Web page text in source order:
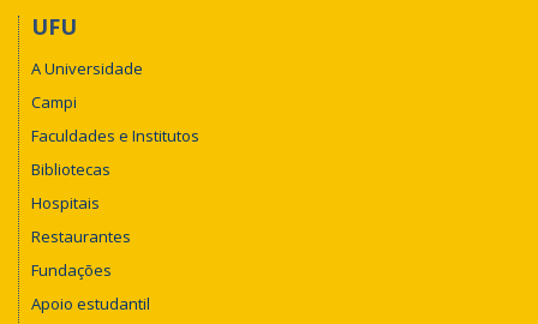
UFU
A Universidade
Campi
Faculdades e Institutos
Bibliotecas
Hospitais
Restaurantes
Fundações
Apoio estudantil